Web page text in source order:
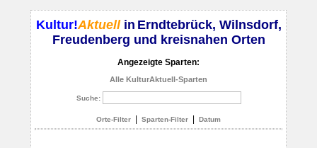
Kultur!Aktuellin Erndtebrück, Wilnsdorf,
Freudenberg und kreisnahen Orten
Angezeigte Sparten:
Alle KulturAktuell-Sparten
Suche:
Orte-Filter Sparten-Filter Datum